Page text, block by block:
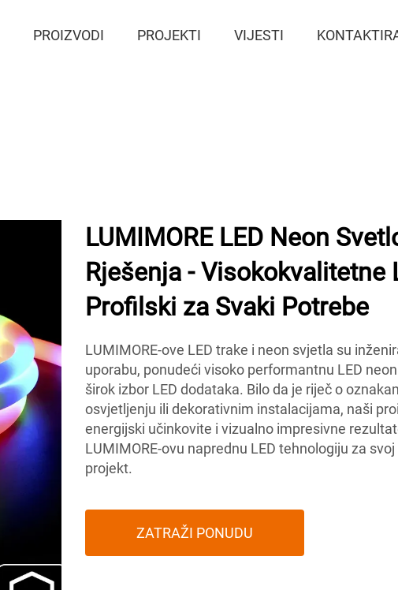
PROIZVODI PROJEKTI VIJESTI
LUMIMORE LED Neon
Rješenja - Visokokvalitetne
Profilski za Svaki Potrebe
LUMIMORE-ove LED trake i neon svjetla su
uporabu, ponudeći visoko performantnu LED
širok izbor LED dodataka. Bilo da je riječ o
osvjetljenju ili dekorativnim instalacijama, naši
energijski učinkovite i vizualno impresivne
LUMIMORE-ovu naprednu LED tehnologiju za
projekt.
ZATRAŽI PONUDU